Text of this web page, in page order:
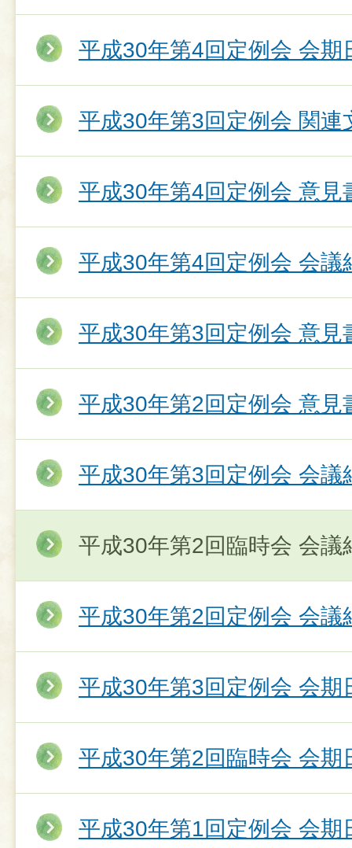
平成30年第4回定例会 会期
平成30年第3回定例会 関連
平成30年第4回定例会 意見
平成30年第4回定例会 会議
平成30年第3回定例会 意見
平成30年第2回定例会 意見
平成30年第3回定例会 会議
平成30年第2回臨時会 会議
平成30年第2回定例会 会議
平成30年第3回定例会 会期
平成30年第2回臨時会 会期
平成30年第1回定例会 会期